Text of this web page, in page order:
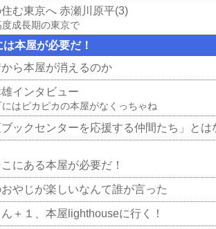
む東京へ 赤瀬川原平(3)
度成長期の東京で
本屋が必要だ！
ら本屋が消えるのか
インタビュー
にはピカピカの本屋がなくっちゃね
ックセンターを応援する仲間たち」とは
こにある本屋が必要だ！
おやじが楽しいなんて誰が言った
＋１、本屋lighthouseに行く！